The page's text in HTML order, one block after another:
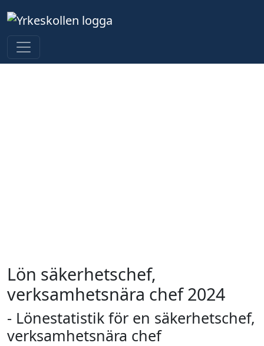
Lön säkerhetschef,
verksamhetsnära chef 2024
- Lönestatistik för en säkerhetschef,
verksamhetsnära chef